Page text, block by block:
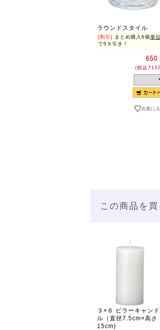
ラウンドスタイル
[割引] まとめ購入6個 単位
で5％引き！
650
(税込715
この商品を
３×６ ピラーキャンド
ル（直径7.5cm×高さ
15cm)